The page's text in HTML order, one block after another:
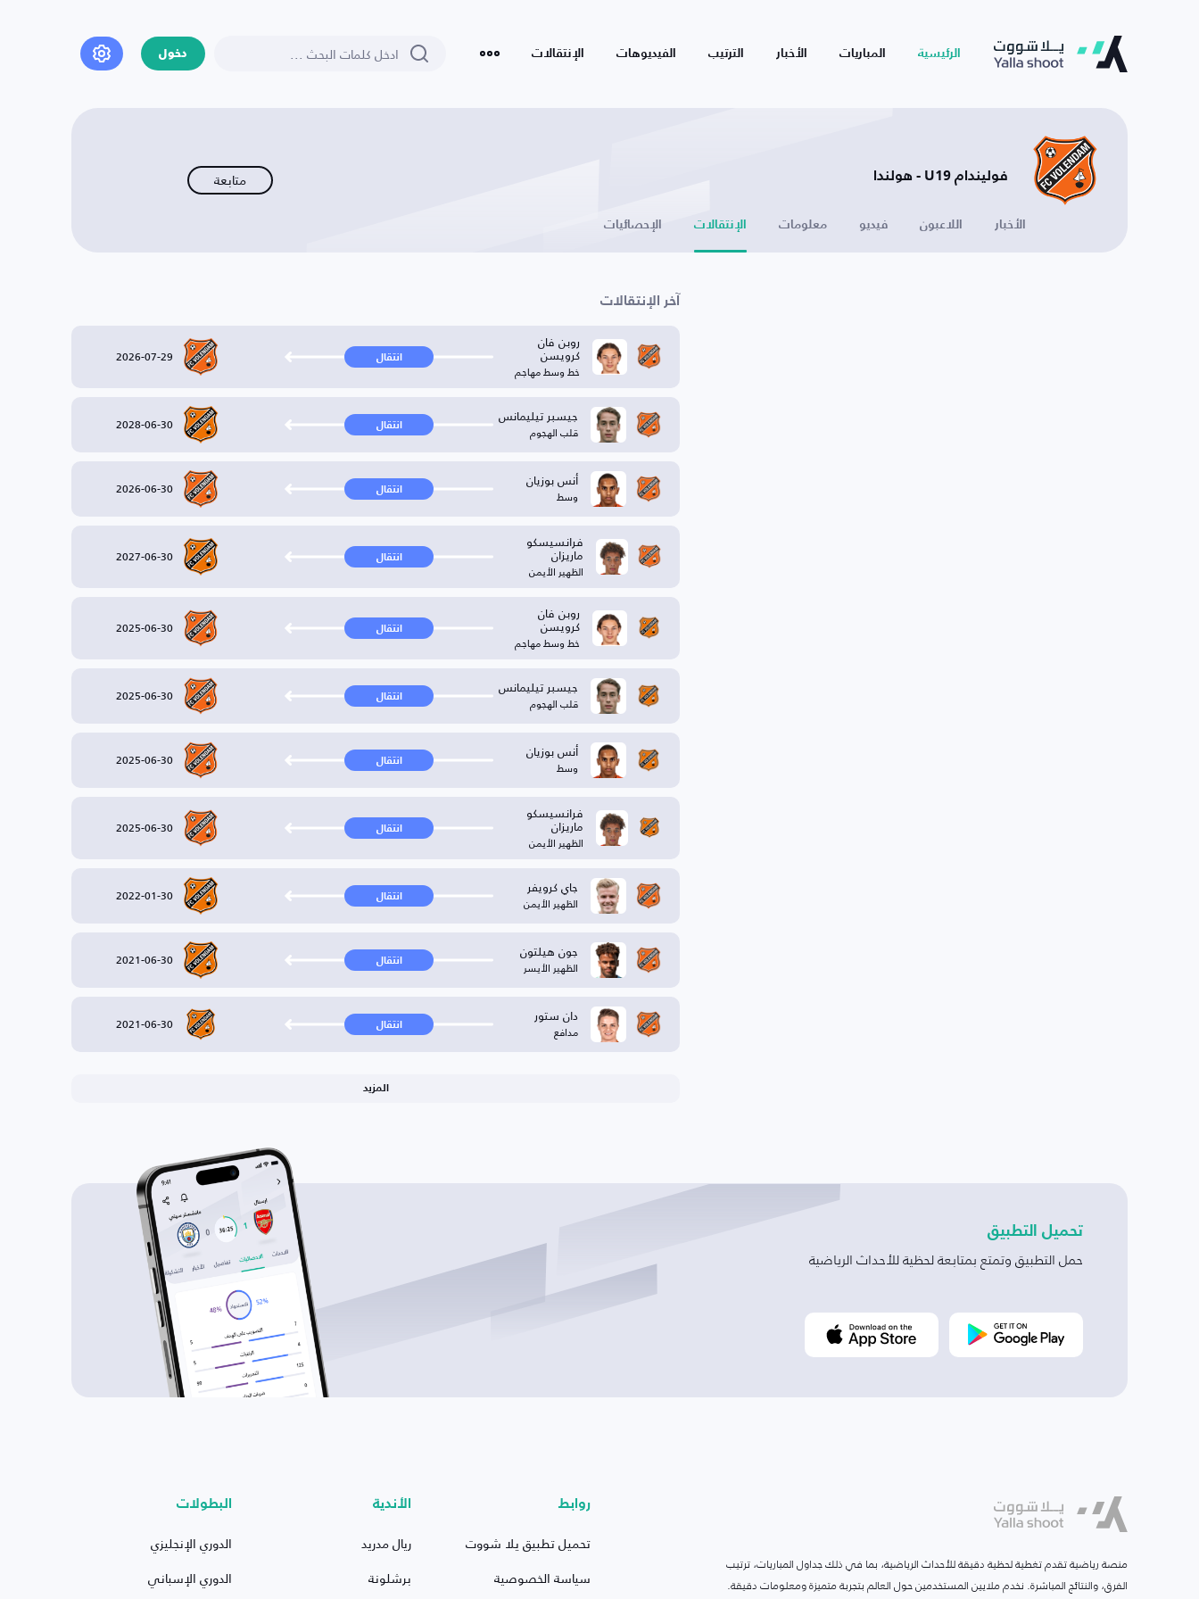
الرئيسية المباريات الأخبار الترتيب الفيديوهات الإنتقالات دخول
فوليندام U19 - هولندا متابعة
الأخبار اللاعبون فيديو معلومات الإنتقالات الإحصائيات
آخر الإنتقالات
روبن فان
كرويسن
خط وسط مهاجم
انتقال 2026-07-29
جيسبر تيليمانس
قلب الهجوم انتقال 2028-06-30
أنس بوزيان
وسط انتقال 2026-06-30
فرانسيسكو
ماريزان
الظهير الأيمن
انتقال 2027-06-30
روبن فان
كرويسن
خط وسط مهاجم
انتقال 2025-06-30
جيسبر تيليمانس
قلب الهجوم انتقال 2025-06-30
أنس بوزيان
وسط انتقال 2025-06-30
فرانسيسكو
ماريزان
الظهير الأيمن
انتقال 2025-06-30
جاي كرويفر
الظهير الأيمن انتقال 2022-01-30
جون هيلتون
الظهير الأيسر انتقال 2021-06-30
دان ستور
مدافع انتقال 2021-06-30
المزيد
تحميل التطبيق
حمل التطبيق وتمتع بمتابعة لحظية للأحداث الرياضية
منصة رياضية تقدم تغطية لحظية دقيقة للأحداث الرياضية، بما في ذلك جداول المباريات، ترتيب
الفرق، والنتائج المباشرة. نخدم ملايين المستخدمين حول العالم بتجربة متميزة ومعلومات دقيقة.
روابط
تحميل تطبيق يلا شووت
سياسة الخصوصية
الأندية
ريال مدريد
برشلونة
البطولات
الدوري الإنجليزي
الدوري الإسباني